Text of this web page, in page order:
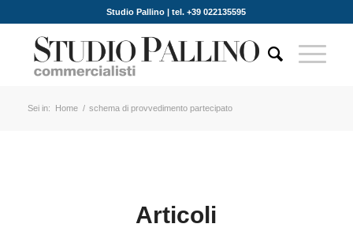
Studio Pallino | tel. +39 022135595
Sei in: Home / schema di provvedimento partecipato
Articoli